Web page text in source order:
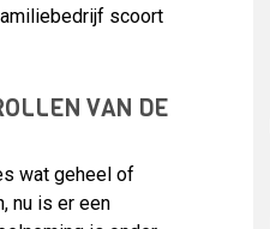
scoort
VAN DE
wat geheel of
nu is er een